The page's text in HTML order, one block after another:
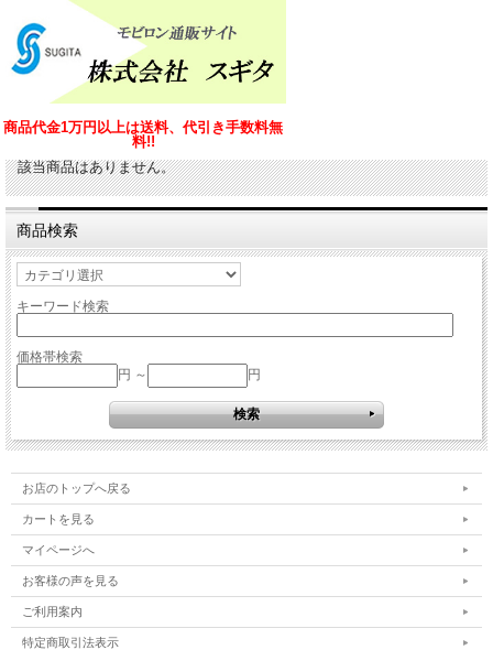
商品代金1万円以上は送料、代引き手数料無
料!!
該当商品はありません。
商品検索
キーワード検索
価格帯検索
円 ～
円
お店のトップへ戻る
カートを見る
マイページへ
お客様の声を見る
ご利用案内
特定商取引法表示